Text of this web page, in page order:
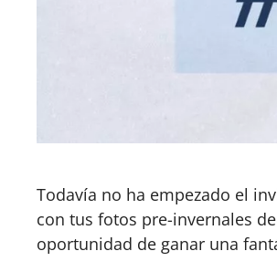
Todavía no ha empezado el
con tus fotos pre-invernales
oportunidad de ganar una